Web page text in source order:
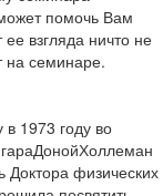
помочь Вам
взгляда ничто не
на семинаре.
в 1973 году во
Доктора физических